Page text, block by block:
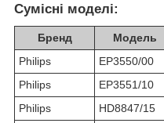
Сумісні моделі:
Бренд Модель
Philips
EP3550/00
Philips
EP3551/10
Philips
HD8847/15